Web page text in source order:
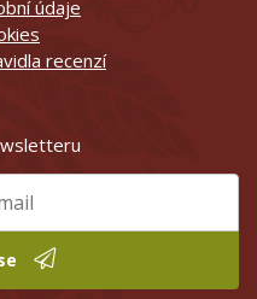
údaje
recenzí